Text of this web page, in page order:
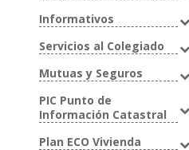
Informativos
Servicios al Colegiado
Mutuas y Seguros
PIC Punto de
Información Catastral
Plan ECO Vivienda